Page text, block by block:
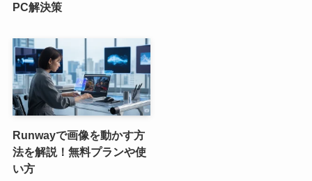
PC解決策
Runwayで画像を動かす方
法を解説！無料プランや使
い方